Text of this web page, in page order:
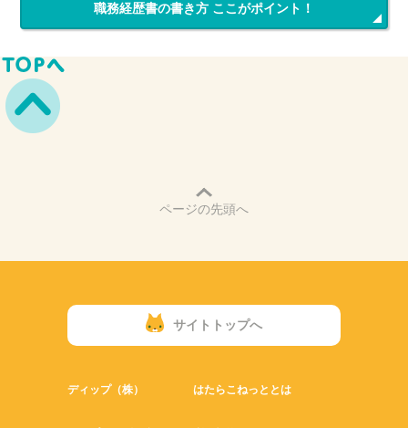
職務経歴書の書き方 ここがポイント！
ページの先頭へ
サイトトップへ
ディップ（株） はたらこねっととは